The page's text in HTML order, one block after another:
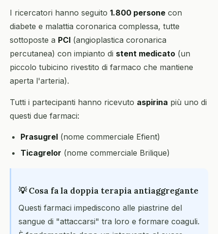
I ricercatori hanno seguito 1.800 persone con
diabete e malattia coronarica complessa, tutte
sottoposte a PCI (angioplastica coronarica
percutanea) con impianto di stent medicato (un
piccolo tubicino rivestito di farmaco che mantiene
aperta l'arteria).
Tutti i partecipanti hanno ricevuto aspirina più uno di
questi due farmaci:
Prasugrel (nome commerciale Efient)
Ticagrelor (nome commerciale Brilique)
💡 Cosa fa la doppia terapia antiaggregante
Questi farmaci impediscono alle piastrine del
sangue di "attaccarsi" tra loro e formare coaguli.